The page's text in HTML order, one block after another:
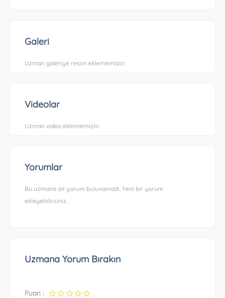
Galeri
Uzman galeriye resim eklememiştir.
Videolar
Uzman video eklememiştir.
Yorumlar
Bu uzmana ait yorum bulunamadı. Yeni bir yorum
ekleyebilirsiniz.
Uzmana Yorum Bırakın
Puan :